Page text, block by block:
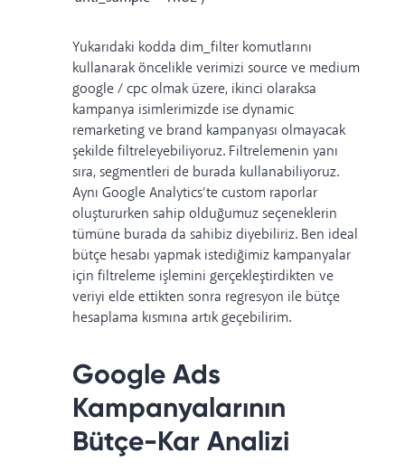
Yukarıdaki kodda dim_filter komutlarını
kullanarak öncelikle verimizi source ve medium
google / cpc olmak üzere, ikinci olaraksa
kampanya isimlerimizde ise dynamic
remarketing ve brand kampanyası olmayacak
şekilde filtreleyebiliyoruz. Filtrelemenin yanı
sıra, segmentleri de burada kullanabiliyoruz.
Aynı Google Analytics’te custom raporlar
oluştururken sahip olduğumuz seçeneklerin
tümüne burada da sahibiz diyebiliriz. Ben ideal
bütçe hesabı yapmak istediğimiz kampanyalar
için filtreleme işlemini gerçekleştirdikten ve
veriyi elde ettikten sonra regresyon ile bütçe
hesaplama kısmına artık geçebilirim.
Google Ads
Kampanyalarının
Bütçe-Kar Analizi